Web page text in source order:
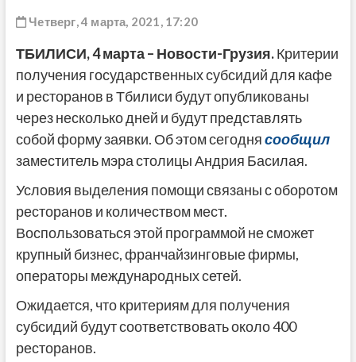
Четверг, 4 марта, 2021, 17:20
ТБИЛИСИ,4 марта– Новости-Грузия.Критерии
получения государственных субсидий для кафе
и ресторанов в Тбилиси будут опубликованы
через несколько дней и будут представлять
собой форму заявки. Об этом сегоднясообщил
заместитель мэра столицы Андрия Басилая.
Условия выделения помощи связаны с оборотом
ресторанов и количеством мест.
Воспользоваться этой программой не сможет
крупный бизнес, франчайзинговые фирмы,
операторы международных сетей.
Ожидается, что критериям для получения
субсидий будут соответствовать около 400
ресторанов.